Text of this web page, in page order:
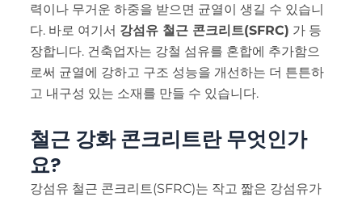
력이나 무거운 하중을 받으면 균열이 생길 수 있습니
다. 바로 여기서 강섬유 철근 콘크리트(SFRC) 가 등
장합니다. 건축업자는 강철 섬유를 혼합에 추가함으
로써 균열에 강하고 구조 성능을 개선하는 더 튼튼하
고 내구성 있는 소재를 만들 수 있습니다.
철근 강화 콘크리트란 무엇인가
요?
강섬유 철근 콘크리트(SFRC)는 작고 짧은 강섬유가
SW
MR